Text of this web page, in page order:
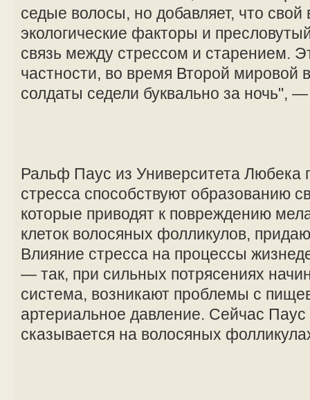
седые волосы, но добавляет, что свой
экологические факторы и
связь между стрессом и старением.
частности, во время Второй
солдаты седели буквально за ночь",
Ральф Паус из Университета Любека
стресса способствуют образованию
которые приводят к повреждению
клеток волосяных фолликулов,
Влияние стресса на процессы
— так, при сильных потрясениях
система, возникают проблемы с
артериальное давление. Сейчас Паус
сказывается на волосяных